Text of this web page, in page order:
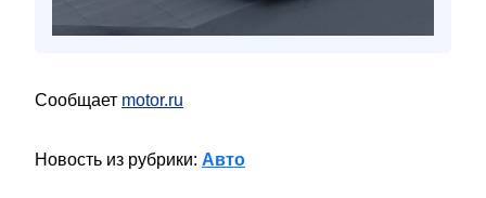
Сообщает motor.ru
Новость из рубрики: Авто